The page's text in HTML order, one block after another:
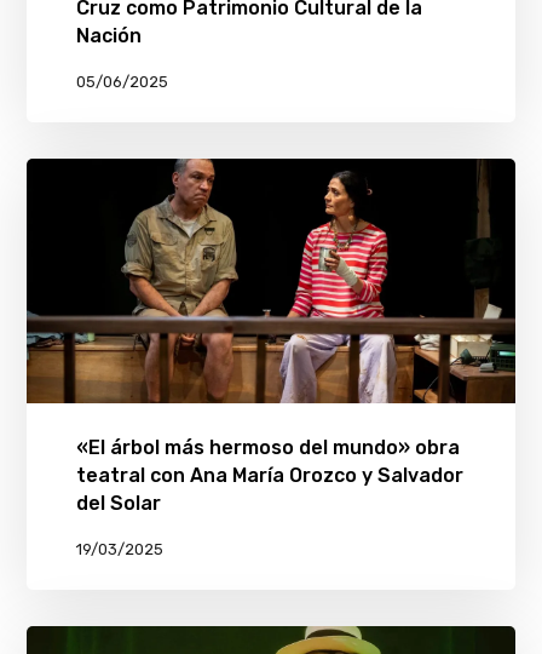
Cruz como Patrimonio Cultural de la
Nación
05/06/2025
«El árbol más hermoso del mundo» obra
teatral con Ana María Orozco y Salvador
del Solar
19/03/2025